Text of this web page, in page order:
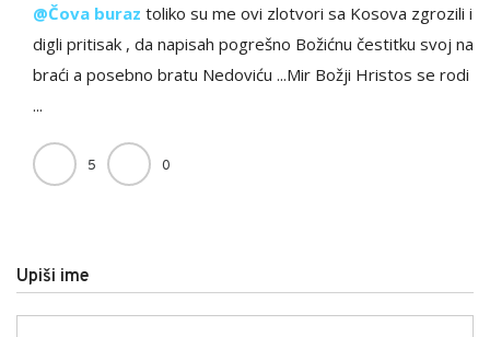
@Čova buraz toliko su me ovi zlotvori sa Kosova zgrozili i
digli pritisak , da napisah pogrešno Božićnu čestitku svoj na
braći a posebno bratu Nedoviću ...Mir Božji Hristos se rodi
...
5 0
Upiši ime